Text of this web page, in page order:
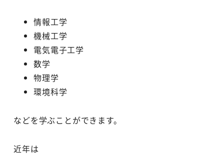
情報工学
機械工学
電気電子工学
数学
物理学
環境科学
などを学ぶことができます。
近年は